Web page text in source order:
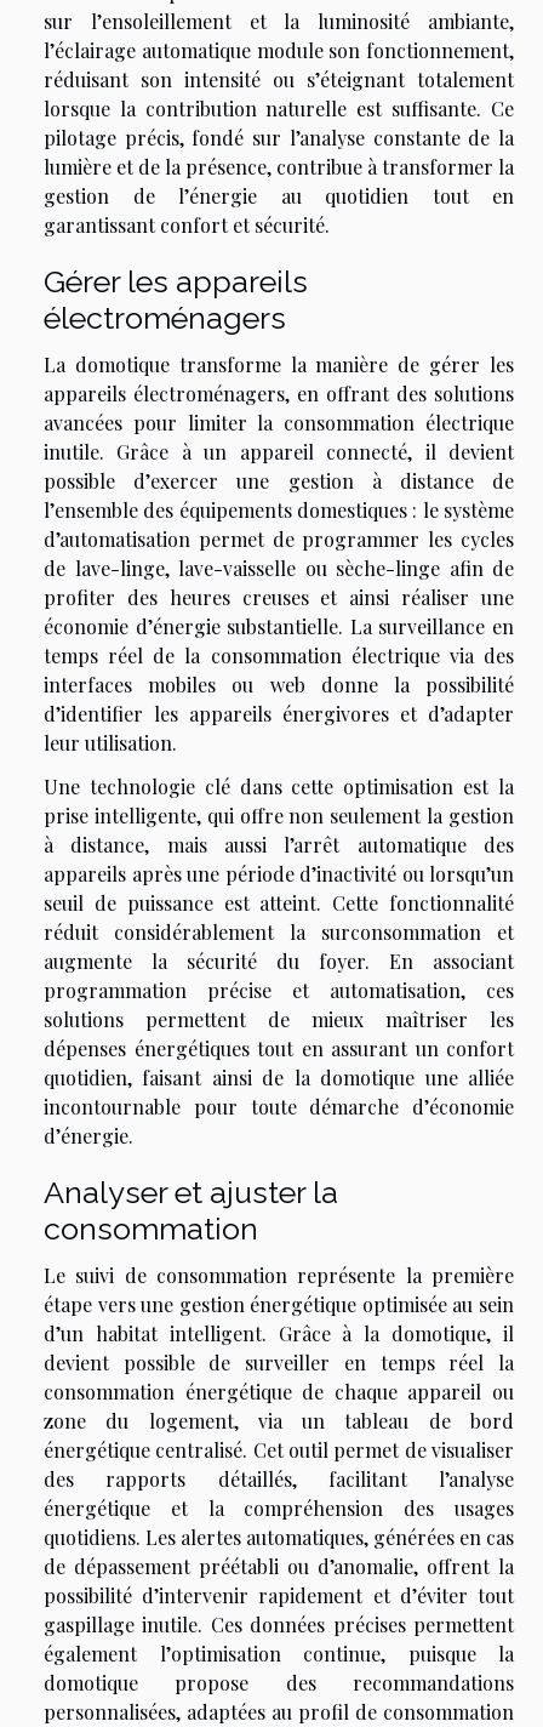
sur l’ensoleillement et la luminosité ambiante,
l’éclairage automatique module son fonctionnement,
réduisant son intensité ou s’éteignant totalement
lorsque la contribution naturelle est suffisante. Ce
pilotage précis, fondé sur l’analyse constante de la
lumière et de la présence, contribue à transformer la
gestion de l’énergie au quotidien tout en
garantissant confort et sécurité.
Gérer les appareils
électroménagers
La domotique transforme la manière de gérer les
appareils électroménagers, en offrant des solutions
avancées pour limiter la consommation électrique
inutile. Grâce à un appareil connecté, il devient
possible d’exercer une gestion à distance de
l’ensemble des équipements domestiques : le système
d’automatisation permet de programmer les cycles
de lave-linge, lave-vaisselle ou sèche-linge afin de
profiter des heures creuses et ainsi réaliser une
économie d’énergie substantielle. La surveillance en
temps réel de la consommation électrique via des
interfaces mobiles ou web donne la possibilité
d’identifier les appareils énergivores et d’adapter
leur utilisation.
Une technologie clé dans cette optimisation est la
prise intelligente, qui offre non seulement la gestion
à distance, mais aussi l’arrêt automatique des
appareils après une période d’inactivité ou lorsqu’un
seuil de puissance est atteint. Cette fonctionnalité
réduit considérablement la surconsommation et
augmente la sécurité du foyer. En associant
programmation précise et automatisation, ces
solutions permettent de mieux maîtriser les
dépenses énergétiques tout en assurant un confort
quotidien, faisant ainsi de la domotique une alliée
incontournable pour toute démarche d’économie
d’énergie.
Analyser et ajuster la
consommation
Le suivi de consommation représente la première
étape vers une gestion énergétique optimisée au sein
d’un habitat intelligent. Grâce à la domotique, il
devient possible de surveiller en temps réel la
consommation énergétique de chaque appareil ou
zone du logement, via un tableau de bord
énergétique centralisé. Cet outil permet de visualiser
des rapports détaillés, facilitant l’analyse
énergétique et la compréhension des usages
quotidiens. Les alertes automatiques, générées en cas
de dépassement préétabli ou d’anomalie, offrent la
possibilité d’intervenir rapidement et d’éviter tout
gaspillage inutile. Ces données précises permettent
également l’optimisation continue, puisque la
domotique propose des recommandations
personnalisées, adaptées au profil de consommation